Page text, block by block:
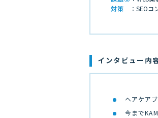
対策 ：SEOコ
インタビュー内
ヘアケア
今まで